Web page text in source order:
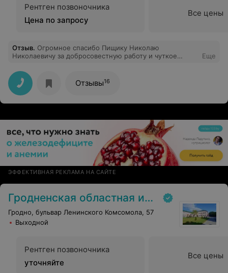
Господь!!
Рентген позвоночника
Цена по запросу
Все цены
Отзыв. Огромное спасибо Пищику Николаю
Николаевичу за добросовестную работу и чуткое
операция. Низкий поклон этому замечательному
доктору.
Еще
Отзывы16
ЭФФЕКТИВНАЯ РЕКЛАМА НА САЙТЕ
Гродненская областная инфекционная клиническая больница
Гродно, бульвар Ленинского Комсомола, 57
Выходной
Рентген позвоночника
уточняйте
Все цены